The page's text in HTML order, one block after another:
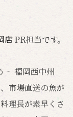
店 PR担当です。
‐ 福岡西中州
市場直送の魚が
理長が素早くさ